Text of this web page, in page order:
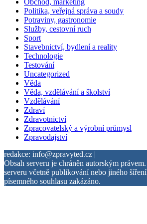
Politika, veřejná správa a soudy
Potraviny, gastronomie
Služby, cestovní ruch
Sport
Stavebnictví, bydlení a reality
Technologie
Testování
Uncategorized
Věda
Věda, vzdělávání a školství
Vzdělávání
Zdraví
Zdravotnictví
Zpracovatelský a výrobní průmysl
Zpravodajství
redakce: info@zpravyted.cz |
Obsah serveru je chráněn autorským
serveru včetně publikování nebo jiného
písemného souhlasu zakázáno.